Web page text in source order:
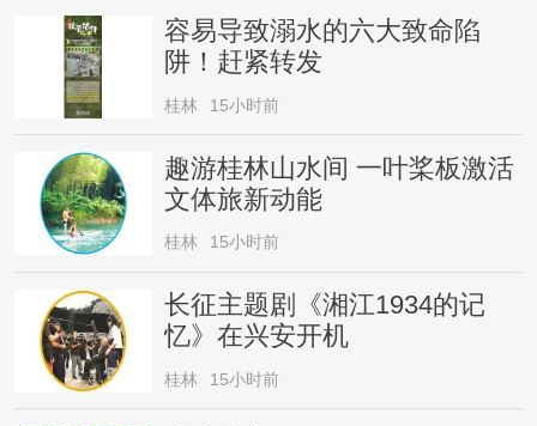
容易导致溺水的六大致命陷
阱！赶紧转发
桂林 15小时前
趣游桂林山水间 一叶桨板激活
文体旅新动能
桂林 15小时前
长征主题剧《湘江1934的记
忆》在兴安开机
桂林 15小时前